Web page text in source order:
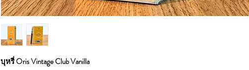
บุหรี่ Oris Vintage Club Vanilla